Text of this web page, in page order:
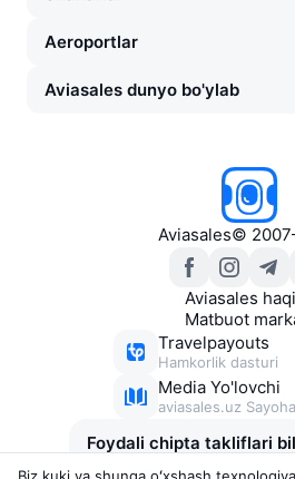
Aeroportlar
Aviasales dunyo bo'ylab
Aviasales©
Aviasales
Matbuot
Travelpayouts
Hamkorlik dasturi
Media Yo'lovchi
aviasales.uz
Foydali chipta takliflari